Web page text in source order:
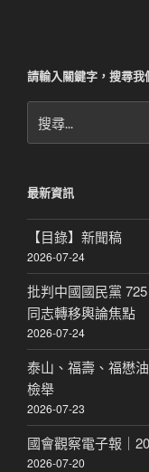
請輸入關鍵字，搜尋我
尋
字:
最新資訊
【目錄】新聞稿
2026-07-24
批判中國國民黨
同志轉移輿論焦點
2026-07-24
泰山、福壽、福懋
檢舉
2026-07-23
國會觀察電子報｜
2026-07-20